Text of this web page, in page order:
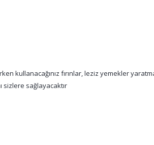
kullanacağınız fırınlar, leziz yemekler
sizlere sağlayacaktır